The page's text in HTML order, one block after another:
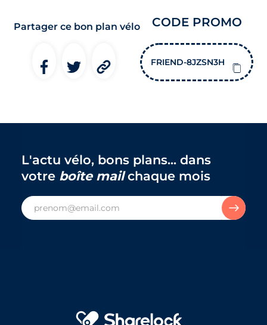
CODE PROMO
FRIEND-8JZSN3H
Partager ce bon plan vélo
L'actu vélo, bons plans... dans
votre boîte mailchaque mois